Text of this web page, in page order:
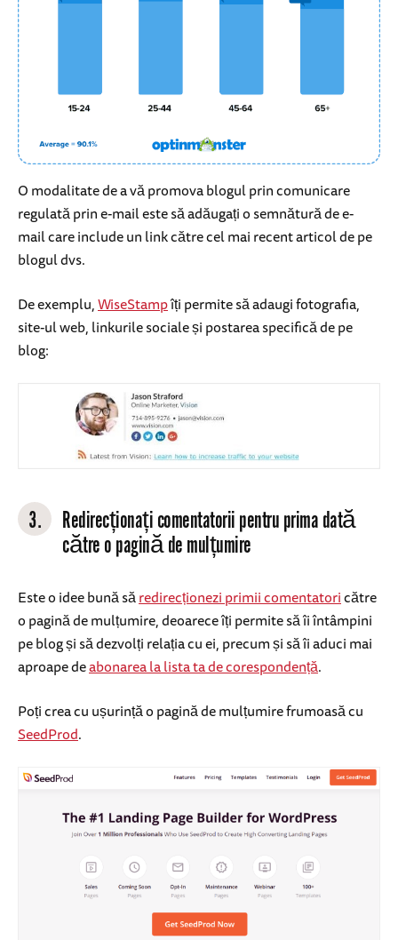
O modalitate de a vă promova blogul prin comunicare
regulată prin e-mail este să adăugați o semnătură de e-
mail care include un link către cel mai recent articol de pe
blogul dvs.
De exemplu,WiseStampîți permite să adaugi fotografia,
site-ul web, linkurile sociale și postarea specifică de pe
blog:
3.
Redirecționați comentatorii pentru prima dată
către o pagină de mulțumire
Este o idee bună săredirecționezi primii comentatoricătre
o pagină de mulțumire, deoarece îți permite să îi întâmpini
pe blog și să dezvolți relația cu ei, precum și să îi aduci mai
aproape deabonarea la lista ta de corespondență.
Poți crea cu ușurință o pagină de mulțumire frumoasă cu
SeedProd.